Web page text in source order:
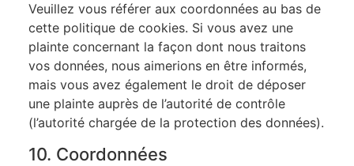
Veuillez vous référer aux coordonnées au bas de
cette politique de cookies. Si vous avez une
plainte concernant la façon dont nous traitons
vos données, nous aimerions en être informés,
mais vous avez également le droit de déposer
une plainte auprès de l’autorité de contrôle
(l’autorité chargée de la protection des données).
10. Coordonnées